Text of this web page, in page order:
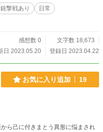
日、日本に帰国できることになっ
依頼が発生。 「それ、僕た
し
明ながらも犯罪組織に狙われてい
り届けることができるのか！？ ド
です。読みにくいかと思います
地名及び登場人物とは一切関係あ
銃撃戦あり
日常
感想数 0
文字数 18,673
日 2023.05.20
登録日 2023.04.22
お気に入り追加 19
ら己に付きまとう異形に悩まされ